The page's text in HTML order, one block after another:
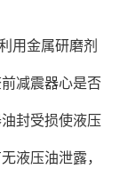
用金属研磨剂
减震器心是否
封受损使液压
液压油泄露，